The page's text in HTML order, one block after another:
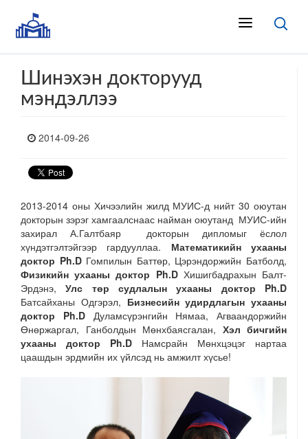
Шинэхэн докторууд
мэндэллээ
2014-09-26
2013-2014 оны Хичээлийн жилд МУИС-д нийт 30 оюутан
докторын зэрэг хамгаалснаас найман оюутанд МУИС-ийн
захирал А.Галтбаяр докторын дипломыг ёслол
хүндэтгэлтэйгээр гардууллаа. Математикийн ухааны
доктор Ph.DГомпилын Баттөр, Цэрэндоржийн Батболд,
Физикийн ухааны доктор Ph.DХишигбадрахын Балт-
Эрдэнэ,Улс төр судлалын ухааны доктор Ph.D
Батсайханы Одгэрэл, Бизнесийн удирдлагын ухааны
доктор Ph.DДуламсүрэнгийн Нямаа, Агваандоржийн
Өнөржаргал, Ганболдын Мөнхбаясгалан, Хэл бичгийн
ухааны доктор Ph.D Намсрайн Мөнхцэцэг нартаа
цаашдын эрдмийн их үйлсэд нь амжилт хүсье!